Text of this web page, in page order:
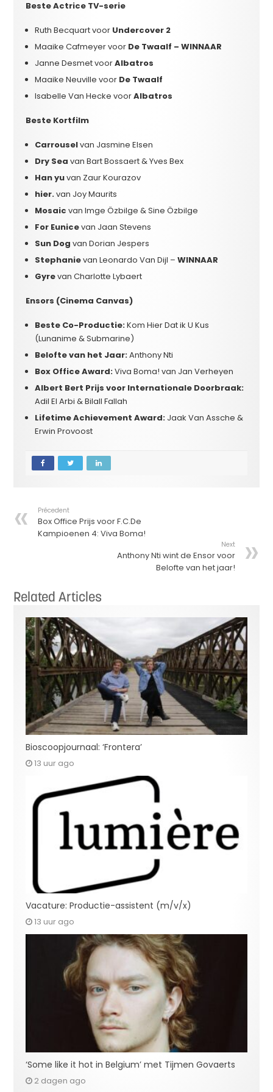
Beste Actrice TV-serie
Ruth Becquart voor Undercover 2
Maaike Cafmeyer voor De Twaalf – WINNAAR
Janne Desmet voorAlbatros
Maaike Neuville voor De Twaalf
Isabelle Van Hecke voorAlbatros
Beste Kortfilm
Carrouselvan Jasmine Elsen
Dry Sea van Bart Bossaert & Yves Bex
Han yuvan Zaur Kourazov
hier.van Joy Maurits
Mosaic van Imge Özbilge & Sine Özbilge
For Eunicevan Jaan Stevens
Sun Dog van Dorian Jespers
Stephanievan Leonardo Van Dijl –WINNAAR
Gyrevan Charlotte Lybaert
Ensors (Cinema Canvas)
Beste Co-Productie:Kom Hier Dat ik U Kus
(Lunanime & Submarine)
Belofte van het Jaar:Anthony Nti
Box Office Award:Viva Boma! van Jan Verheyen
Albert Bert Prijs voor Internationale Doorbraak:
Adil El Arbi & Bilall Fallah
Lifetime Achievement Award: Jaak Van Assche &
Erwin Provoost
Précedent
Box Office Prijs voor F.C.De
Kampioenen 4: Viva Boma!
Next
Anthony Nti wint de Ensor voor
Belofte van het jaar!
Related Articles
Bioscoopjournaal: ‘Frontera’
13 uur ago
Vacature: Productie-assistent (m/v/x)
13 uur ago
‘Some like it hot in Belgium’ met Tijmen Govaerts
2 dagen ago